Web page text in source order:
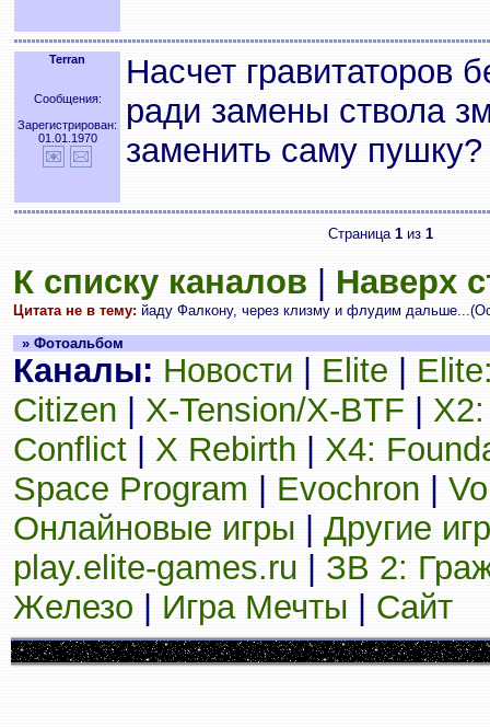
Terran
Сообщения:
Зарегистрирован:
01.01.1970
Насчет гравитаторов
ради замены ствола
заменить саму
Страница 1 из 1
К списку каналов Наверх
Цитата не в тему: йаду Фалкону, через клизму и флудим
» Фотоальбом
Каналы: Новости Elite
Citizen
X-Tension/X-BTF
Conflict
X Rebirth
X4:
Space Program
Evochron
Онлайновые игры
Другие
play.elite-games.ru
ЗВ 2:
Железо
Игра Мечты Сайт